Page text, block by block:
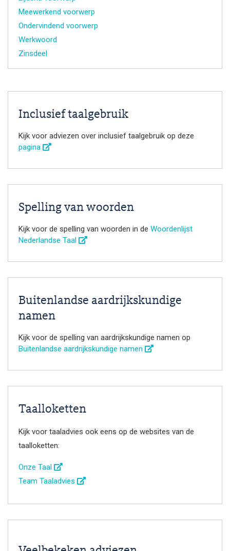
Meewerkend voorwerp
Ondervindend voorwerp
Werkwoord
Zinsdeel
Inclusief taalgebruik
Kijk voor adviezen over inclusief taalgebruik op deze
pagina
Spelling van woorden
Kijk voor de spelling van woorden in de Woordenlijst
Nederlandse Taal
Buitenlandse aardrijkskundige
namen
Kijk voor de spelling van aardrijkskundige namen op
Buitenlandse aardrijkskundige namen
Taalloketten
Kijk voor taaladvies ook eens op de websites van de
taalloketten:
Onze Taal
Team Taaladvies